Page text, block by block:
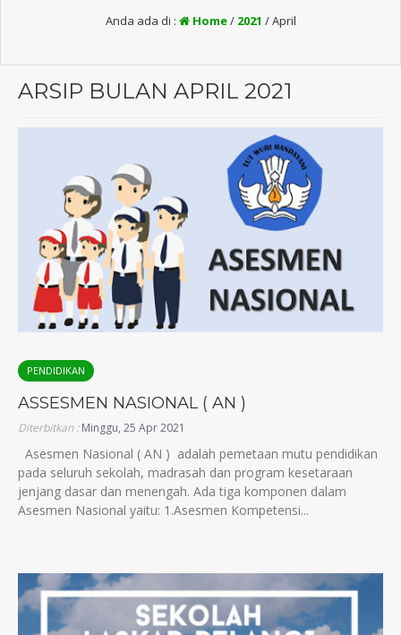
Anda ada di : Home/ 2021 /April
ARSIP BULAN APRIL 2021
PENDIDIKAN
ASSESMEN NASIONAL ( AN )
Diterbitkan :Minggu, 25 Apr 2021
Asesmen Nasional ( AN ) adalah pemetaan mutu pendidikan
pada seluruh sekolah, madrasah dan program kesetaraan
jenjang dasar dan menengah. Ada tiga komponen dalam
Asesmen Nasional yaitu: 1.Asesmen Kompetensi...